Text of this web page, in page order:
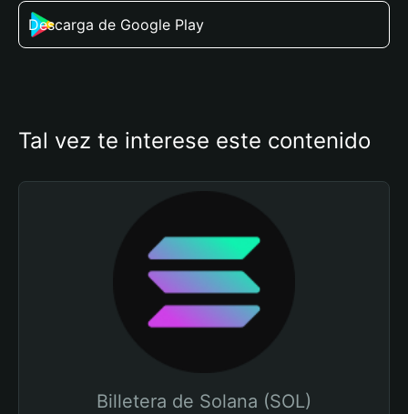
Descarga de Google Play
Tal vez te interese este contenido
Billetera de Solana (SOL)